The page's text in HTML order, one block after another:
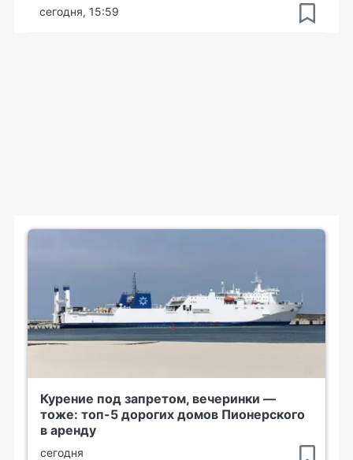
сегодня, 15:59
Курение под запретом, вечеринки —
тоже: топ-5 дорогих домов Пионерского
в аренду
сегодня